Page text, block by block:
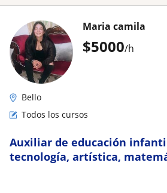
$5000/h
Maria camila
Bello
Todos los cursos
Auxiliar de educación
tecnología, artística,